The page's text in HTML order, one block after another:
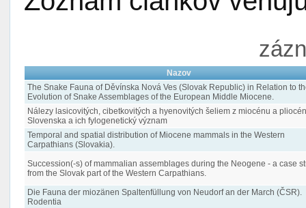
Nazov
The Snake Fauna of Děvínska Nová Ves (Slovak Republic) in Relation to
Evolution of Snake Assemblages of the European Middle Miocene.
Nálezy lasicovitých, cibetkovitých a hyenovitých šeliem z miocénu a
Slovenska a ich fylogenetický význam
Temporal and spatial distribution of Miocene mammals in the Western
Carpathians (Slovakia).
Succession(-s) of mammalian assemblages during the Neogene - a case
from the Slovak part of the Western Carpathians.
Die Fauna der miozänen Spaltenfüllung von Neudorf an der March (ČSR).
Rodentia